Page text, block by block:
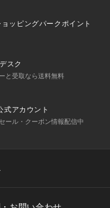
ッピングパークポイント
スク
と受取なら送料無料
式アカウント
ール・クーポン情報配信中